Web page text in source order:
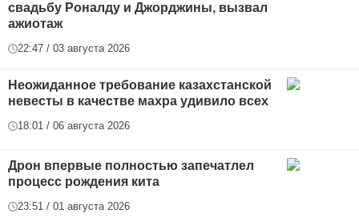
свадьбу Роналду и Джорджины, вызвал
ажиотаж
22:47 / 03 августа 2026
Неожиданное требование казахстанской
невесты в качестве махра удивило всех
18:01 / 06 августа 2026
Дрон впервые полностью запечатлел
процесс рождения кита
23:51 / 01 августа 2026